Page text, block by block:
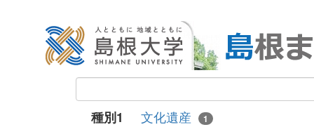
種別1 文化遺産 1